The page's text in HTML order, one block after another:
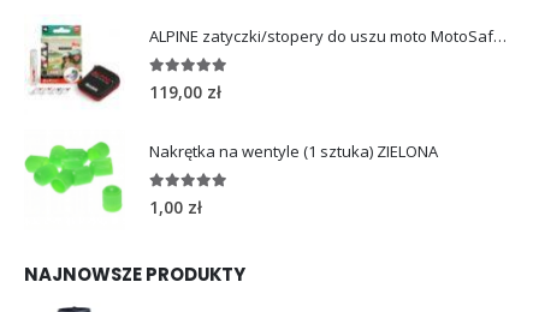
ALPINE zatyczki/stopery do uszu moto MotoSafe Pro
4.96out of 5
119,00 zł
Nakrętka na wentyle (1 sztuka) ZIELONA
5.00 out of 5
1,00 zł
NAJNOWSZE PRODUKTY